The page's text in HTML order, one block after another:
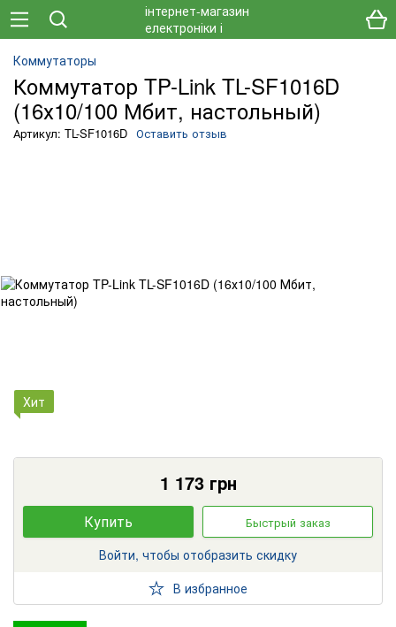
Коммутаторы
Коммутатор TP-Link TL-SF1016D
(16х10/100 Мбит, настольный)
Артикул: TL-SF1016D Оставить отзыв
Хит
1 173грн
Купить Быстрый заказ
Войти, чтобы отобразить скидку
В избранное